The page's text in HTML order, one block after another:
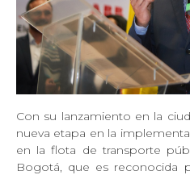
Con su lanzamiento en la
nueva etapa en la
en la flota de transporte
Bogotá, que es reconocida